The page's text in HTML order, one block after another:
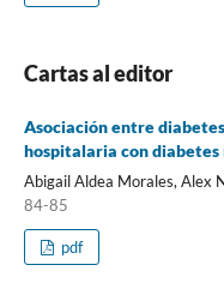
Cartas al editor
Asociación entre
hospitalaria con
Abigail Aldea Morales, Alex
84-85
pdf